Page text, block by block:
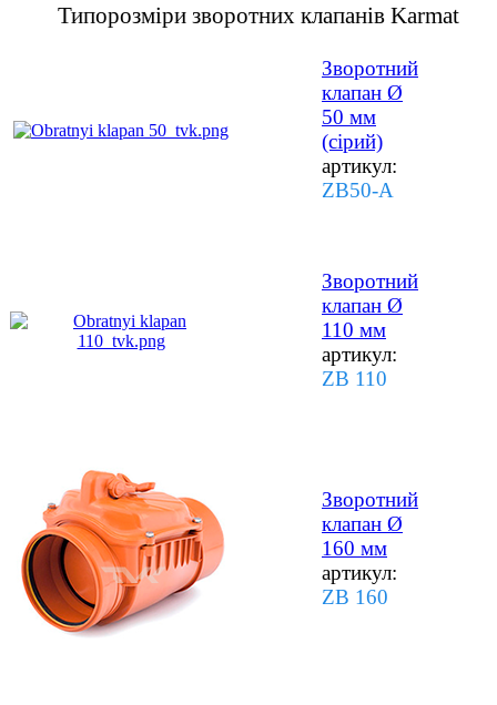
Типорозміри зворотних клапанів Karmat
Зворотний
клапан Ø
50 мм
(сірий)
артикул:
ZB50-A
Зворотний
клапан Ø
110 мм
артикул:
ZB 110
Зворотний
клапан Ø
160 мм
артикул:
ZB 160